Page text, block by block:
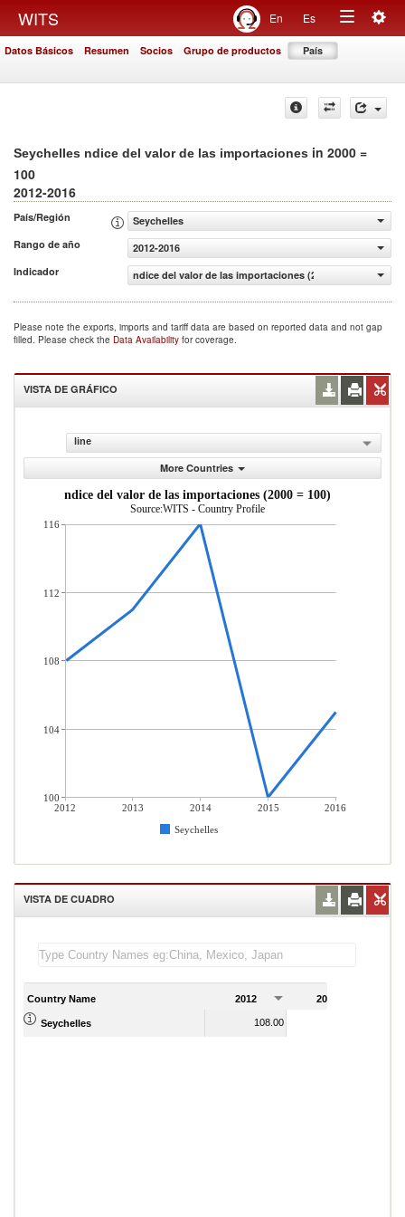
WITS En Es
Toggle
Datos Básicos Resumen Socios Grupo de productos País
Seychelles ndice del valor de las importaciones in 2000 =
100
2012-2016
País/Región
Seychelles
Rango de año
2012-2016
Indicador
ndice del valor de las importaciones (2000 = 100)
Please note the exports, imports and tariff data are based on reported data and not gap
filled. Please check the Data Availability for coverage.
VISTA DE GRÁFICO
line
More Countries
ndice del valor de las importaciones (2000 = 100)
Source:WITS - Country Profile
2012 2013 2014 2015
2016
Seychelles
116
112
108
104
100
VISTA DE CUADRO
Country Name 2012 2013
Seychelles 108.00